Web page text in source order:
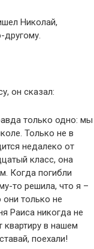
Николай,
другому.
он сказал:
только одно: мы
Только не в
недалеко от
класс, она
Когда погибли
то решила, что я –
только не
Раиса никогда не
квартиру в нашем
поехали!